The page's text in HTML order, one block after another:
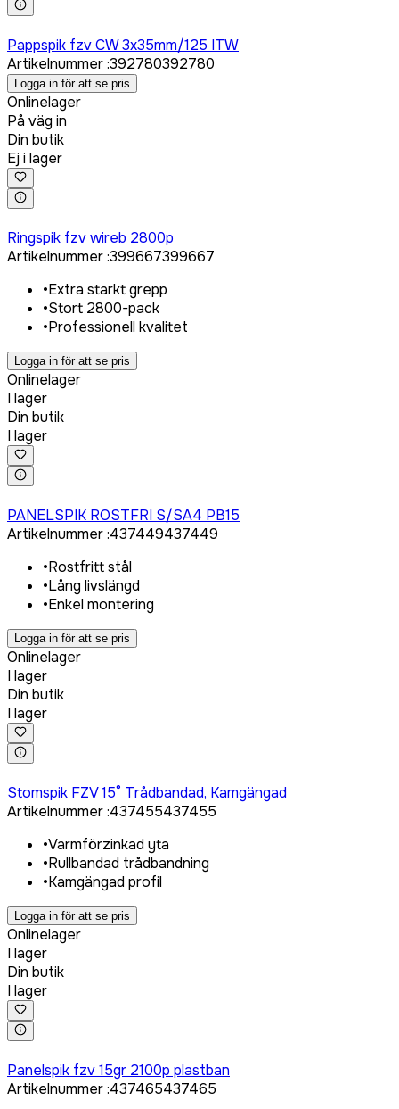
Pappspik fzv CW 3x35mm/125 ITW
Artikelnummer:392780392780
Logga in för att se pris
Onlinelager
På väg in
Din butik
Ej i lager
Ringspik fzv wireb 2800p
Artikelnummer:399667399667
•Extra starkt grepp
•Stort 2800-pack
•Professionell kvalitet
Logga in för att se pris
Onlinelager
I lager
Din butik
I lager
PANELSPIK ROSTFRI S/SA4 PB15
Artikelnummer:437449437449
•Rostfritt stål
•Lång livslängd
•Enkel montering
Logga in för att se pris
Onlinelager
I lager
Din butik
I lager
Stomspik FZV 15° Trådbandad, Kamgängad
Artikelnummer:437455437455
•Varmförzinkad yta
•Rullbandad trådbandning
•Kamgängad profil
Logga in för att se pris
Onlinelager
I lager
Din butik
I lager
Panelspik fzv 15gr 2100p plastban
Artikelnummer:437465437465